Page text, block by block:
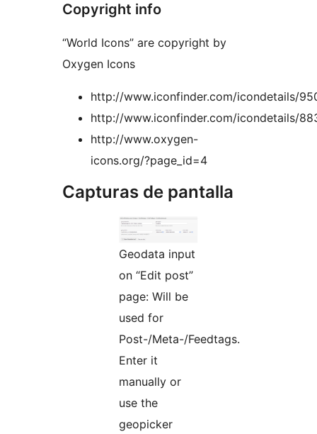
Copyright info
“World Icons” are copyright by
Oxygen Icons
http://www.iconfinder.com/icondetails/
http://www.iconfinder.com/icondetails/
http://www.oxygen-
icons.org/?page_id=4
Capturas de pantalla
Geodata input
on “Edit post”
page: Will be
used for
Post-/Meta-/Feedtags.
Enter it
manually or
use the
geopicker